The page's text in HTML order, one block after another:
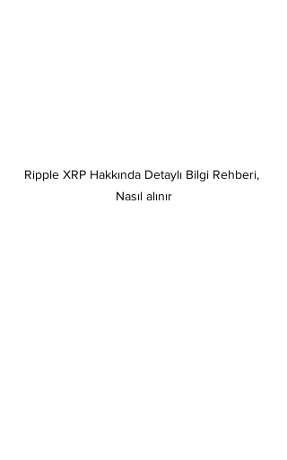
Ripple XRP Hakkında Detaylı Bilgi Rehberi,
Nasıl alınır